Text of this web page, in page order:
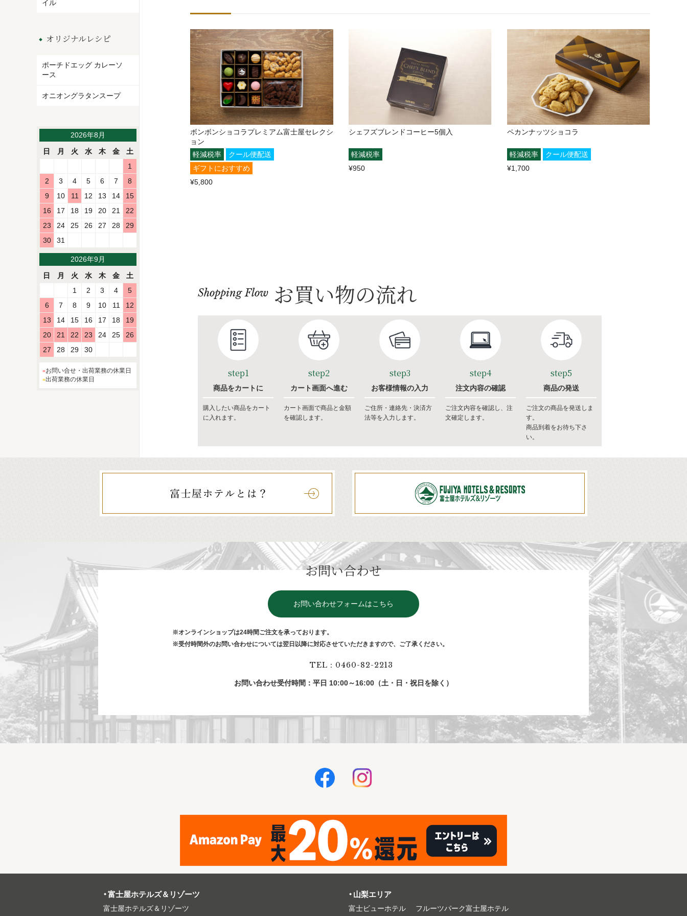
ボンボンショコラプレミアム富士屋セレクシ
ョン
軽減税率
クール便配送
ギフトにおすすめ
¥5,800
シェフズブレンドコーヒー5個入
軽減税率
¥950
ペカンナッツショコラ
軽減税率
クール便配送
¥1,700
Shopping Flow お買い物の流れ
step1
商品をカートに
購入したい商品をカート
に入れます。
step2
カート画面へ進む
カート画面で商品と金額
を確認します。
step3
お客様情報の入力
ご住所・連絡先・決済方
法等を入力します。
step4
注文内容の確認
ご注文内容を確認し、注
文確定します。
step5
商品の発送
ご注文の商品を発送しま
す。
商品到着をお待ち下さ
い。
イル
オリジナルレシピ
ポーチドエッグ カレーソ
ース
オニオングラタンスープ
2026年8月
日
月 火 水 木 金
土
1
2
3 4 5 6 7
8
9
10 11 12 13 14
15
16
17 18 19 20 21
22
23
24 25 26 27 28
29
30
31
2026年9月
日
月 火 水 木 金
土
1
2 3 4
5
6
7 8 9 10 11
12
13
14 15 16 17 18
19
20
21 22 23 24 25
26
27
28 29 30
お問い合せ・出荷業務の休業日
出荷業務の休業日
お問い合わせ
お問い合わせフォームはこちら
※オンラインショップは24時間ご注⽂を承っております。
※受付時間外のお問い合わせについては翌⽇以降に対応させていただきますので、ご了承ください。
TEL：0460-82-2213
お問い合わせ受付時間：平日 10:00～16:00（土・日・祝日を除く）
富⼠屋ホテルズ＆リゾーツ
富⼠屋ホテルズ＆リゾーツ
⼭梨エリア
富⼠ビューホテル フルーツパーク富⼠屋ホテル